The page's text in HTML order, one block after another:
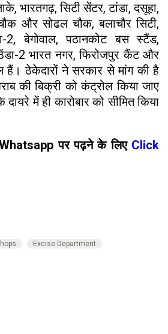
भारतगढ़, सिटी सेंटर, टांडा, दसूहा,
और सोढल चौक, बलाचौर सिटी,
2, बेगोवाल, पठानकोट बस स्टैंड,
2 भारत नगर, फिरोजपुर कैंट और
हैं। ठेकेदारों ने सरकार से मांग की है
की बिक्री को कंट्रोल किया जाए
में ही कारोबार को सीमित किया
पर पढ़ने के लिए Click
Excise Department